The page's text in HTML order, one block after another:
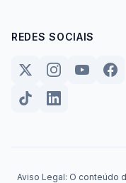
REDES SOCIAIS
Aviso Legal: O conteúdo